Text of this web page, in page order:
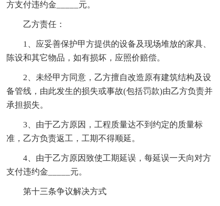
方支付违约金_____元。
乙方责任：
1、应妥善保护甲方提供的设备及现场堆放的家具、
陈设和其它物品，如有损坏，应照价赔偿。
2、未经甲方同意，乙方擅自改造原有建筑结构及设
备管线，由此发生的损失或事故(包括罚款)由乙方负责并
承担损失。
3、由于乙方原因，工程质量达不到约定的质量标
准，乙方负责返工，工期不得顺延。
4、由于乙方原因致使工期延误，每延误一天向对方
支付违约金_____元。
第十三条争议解决方式